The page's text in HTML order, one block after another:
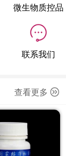
微生物质控品
联系我们
查看更多